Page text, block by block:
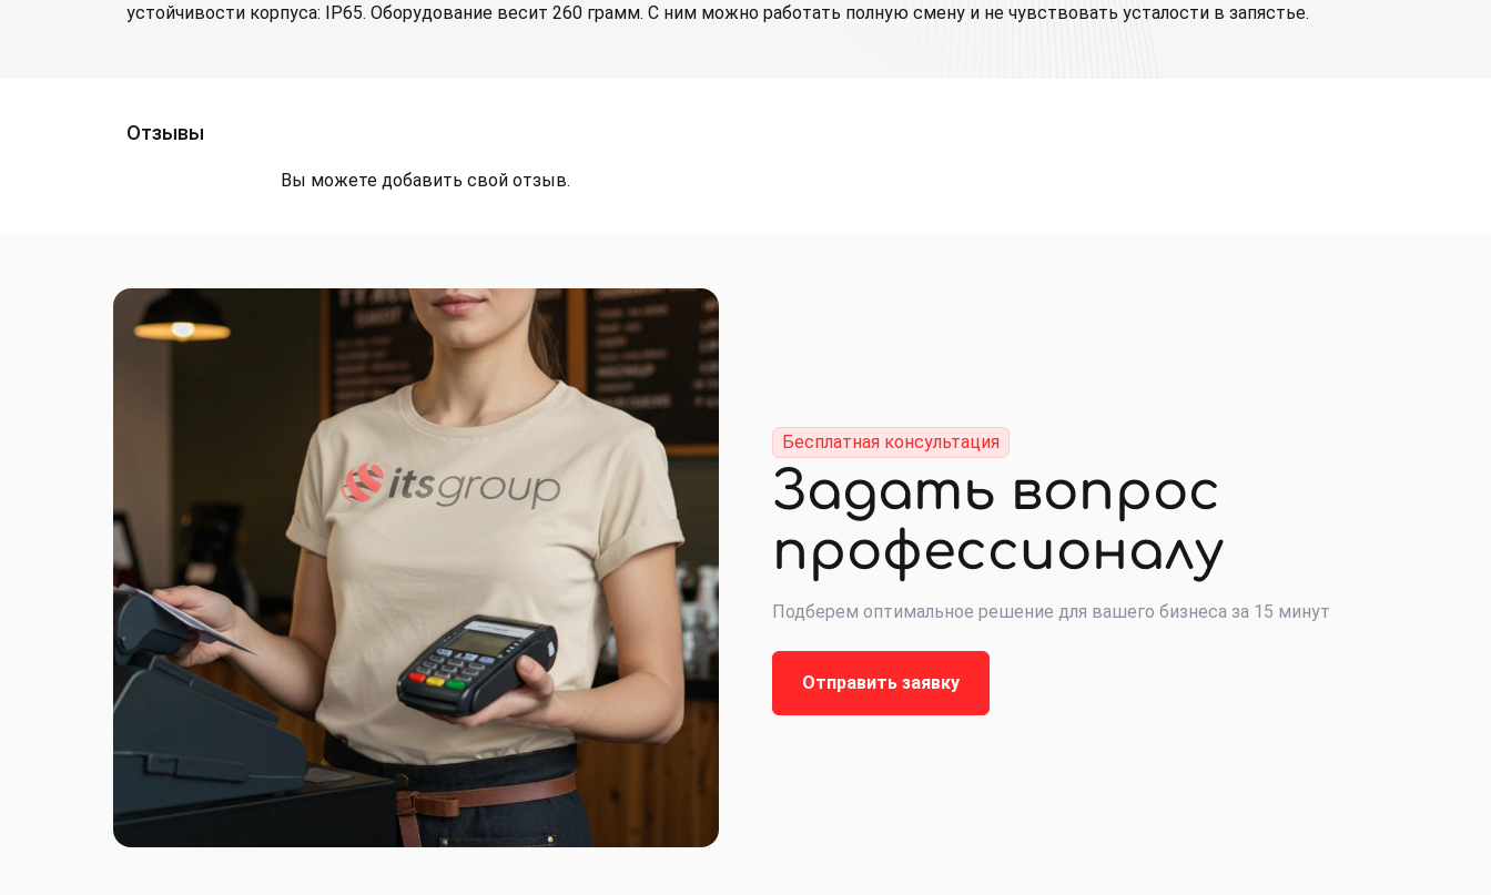
устойчивости корпуса: IP65. Оборудование весит 260 грамм. С ним можно работать полную смену и не чувствовать усталости в запястье.
Отзывы
Вы можете добавить свой отзыв.
Бесплатная консультация
Задать вопрос
профессионалу
Подберем оптимальное решение для вашего бизнеса за 15 минут
Отправить заявку